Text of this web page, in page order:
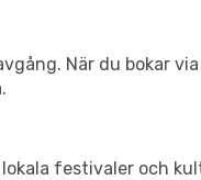
När du bokar
festivaler och